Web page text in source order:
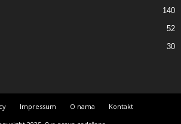
140
52
30
Impressum O nama
Kontakt